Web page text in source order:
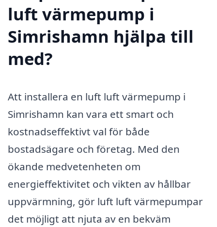
luft värmepump i
Simrishamn hjälpa till
med?
Att installera en luft luft värmepump i
Simrishamn kan vara ett smart och
kostnadseffektivt val för både
bostadsägare och företag. Med den
ökande medvetenheten om
energieffektivitet och vikten av hållbar
uppvärmning, gör luft luft värmepumpar
det möjligt att njuta av en bekväm